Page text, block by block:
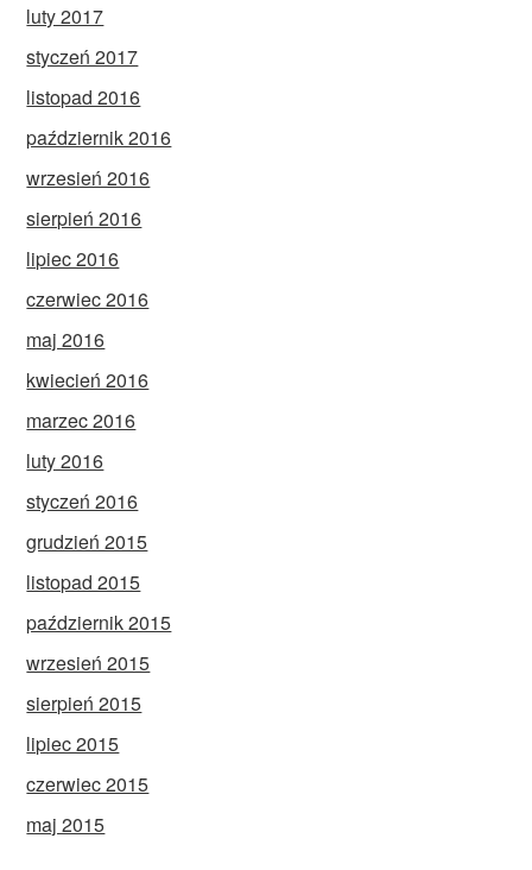
luty 2017
styczeń 2017
listopad 2016
październik 2016
wrzesień 2016
sierpień 2016
lipiec 2016
czerwiec 2016
maj 2016
kwiecień 2016
marzec 2016
luty 2016
styczeń 2016
grudzień 2015
listopad 2015
październik 2015
wrzesień 2015
sierpień 2015
lipiec 2015
czerwiec 2015
maj 2015